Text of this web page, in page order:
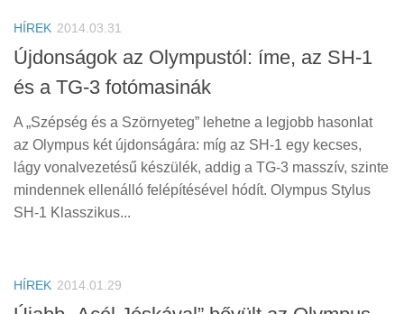
HÍREK 2014.03.31
Újdonságok az Olympustól: íme, az SH-1
és a TG-3 fotómasinák
A „Szépség és a Szörnyeteg” lehetne a legjobb hasonlat
az Olympus két újdonságára: míg az SH-1 egy kecses,
lágy vonalvezetésű készülék, addig a TG-3 masszív, szinte
mindennek ellenálló felépítésével hódít. Olympus Stylus
SH-1 Klasszikus...
HÍREK 2014.01.29